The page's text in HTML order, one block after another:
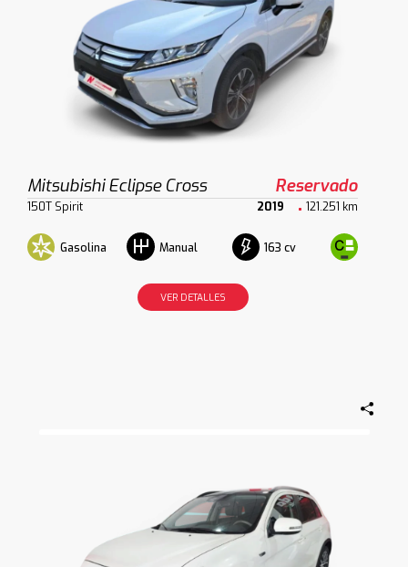
Mitsubishi Eclipse Cross Reservado
150T Spirit 2019 121.251 km
Gasolina Manual 163 cv
VER DETALLES